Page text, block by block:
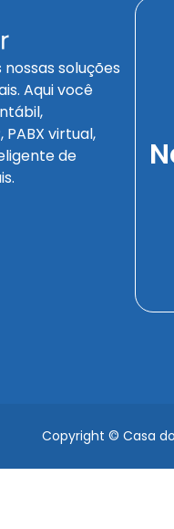
soluções
Aqui você
virtual,
de
Copyright © Casa